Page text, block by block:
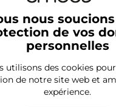
nous
de vos
personnelles
utilisons des cookies
de notre site web et
expérience.
Cuisine Montage
Pieds